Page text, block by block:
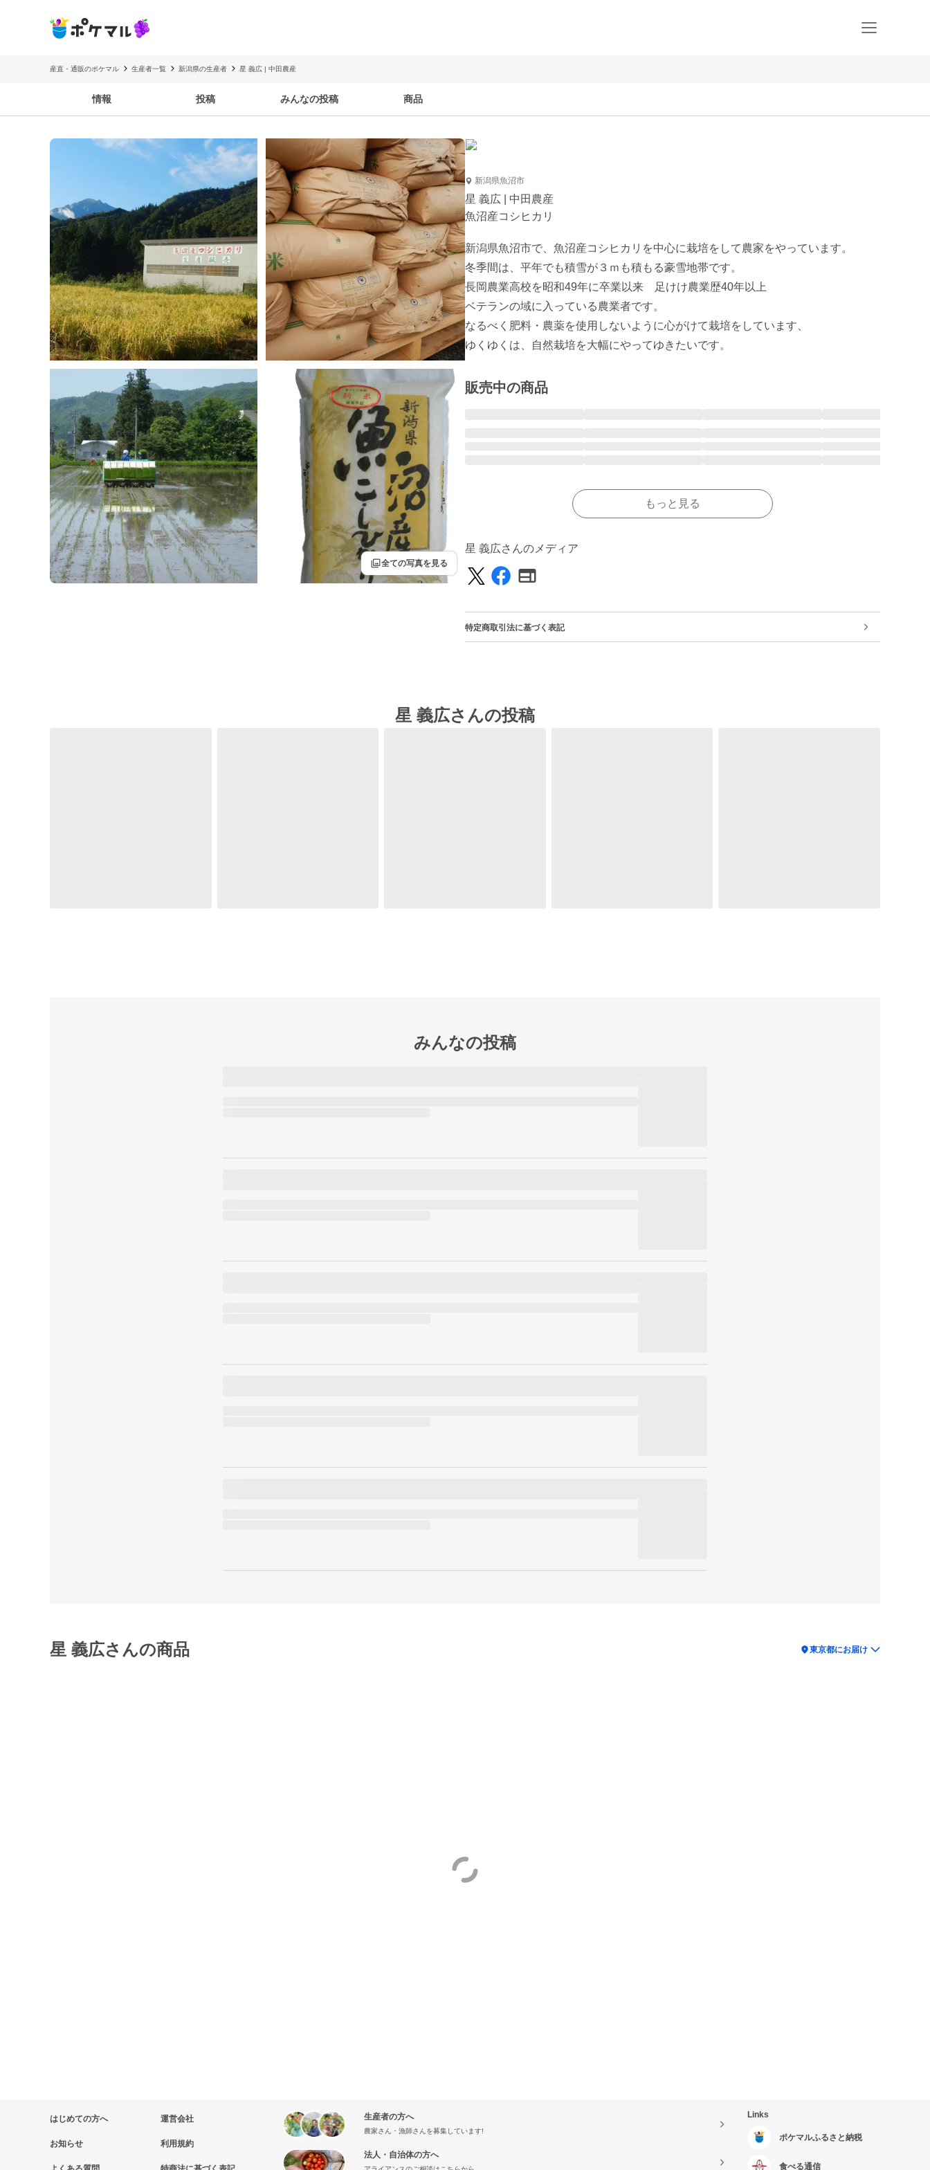
産直・通販のポケマル 生産者一覧 新潟県の生産者 星 義広 | 中田農産
情報 投稿 みんなの投稿 商品
filter全ての写真を見る
新潟県魚沼市
星 義広 | 中田農産
魚沼産コシヒカリ
新潟県魚沼市で、魚沼産コシヒカリを中心に栽培をして農家をやっています。
冬季間は、平年でも積雪が３ｍも積もる豪雪地帯です。
長岡農業高校を昭和49年に卒業以来　足けけ農業歴40年以上
ベテランの域に入っている農業者です。
なるべく肥料・農薬を使用しないように心がけて栽培をしています、
販売中の商品
もっと見る
星 義広さんのメディア
特定商取引法に基づく表記
星 義広さんの投稿
みんなの投稿
星 義広さんの商品 location_on東京都にお届け
はじめての方へ
お知らせ
運営会社
利用規約
生産者の方へ
農家さん・漁師さんを募集しています!
法人・自治体の方へ
Links
ポケマルふるさと納税
食べる通信